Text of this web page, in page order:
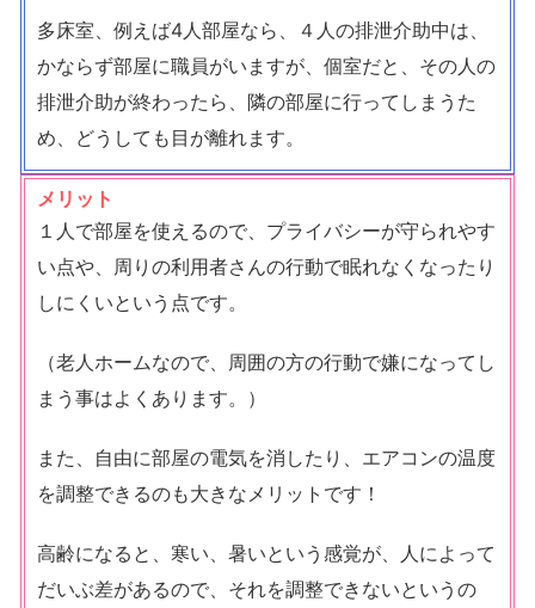
多床室、例えば4人部屋なら、４人の排泄介助中は、
かならず部屋に職員がいますが、個室だと、その人の
排泄介助が終わったら、隣の部屋に行ってしまうた
め、どうしても目が離れます。
メリット
１人で部屋を使えるので、プライバシーが守られやす
い点や、周りの利用者さんの行動で眠れなくなったり
しにくいという点です。
（老人ホームなので、周囲の方の行動で嫌になってし
まう事はよくあります。）
また、自由に部屋の電気を消したり、エアコンの温度
を調整できるのも大きなメリットです！
高齢になると、寒い、暑いという感覚が、人によって
だいぶ差があるので、それを調整できないというの